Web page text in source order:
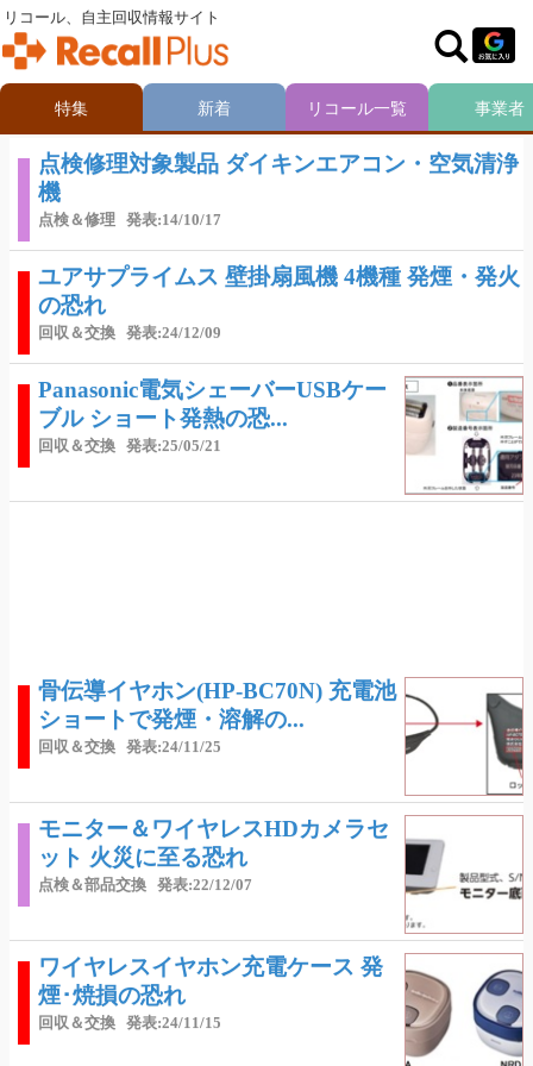
点検修理対象製品 ダイキンエアコン・空気清浄
機
点検＆修理 発表:14/10/17
ユアサプライムス 壁掛扇風機 4機種 発煙・発火
の恐れ
回収＆交換 発表:24/12/09
Panasonic電気シェーバーUSBケー
ブル ショート発熱の恐...
回収＆交換 発表:25/05/21
骨伝導イヤホン(HP-BC70N) 充電池
ショートで発煙・溶解の...
回収＆交換 発表:24/11/25
モニター＆ワイヤレスHDカメラセ
ット 火災に至る恐れ
点検＆部品交換 発表:22/12/07
ワイヤレスイヤホン充電ケース 発
煙･焼損の恐れ
回収＆交換 発表:24/11/15
リコール、自主回収情報サイト
特集 新着 リコール一覧 事業者